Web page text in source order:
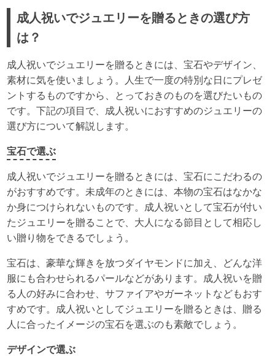
成人祝いでジュエリーを贈るときの選び方
は？
成人祝いでジュエリーを贈るときには、宝石やデザイン、
素材に気を使いましょう。人生で一度の特別な日にプレゼ
ントするものですから、とっておきのものを選びたいもの
です。下記の項目で、成人祝いにおすすめのジュエリーの
選び方について解説します。
宝石で選ぶ
成人祝いでジュエリーを贈るときには、宝石にこだわるの
がおすすめです。未成年のときには、本物の宝石はなかな
か身につけられないものです。成人祝いとして宝石が付い
たジュエリーを贈ることで、大人になる節目として相応し
い贈り物をできるでしょう。
宝石は、豪華な輝きを放つダイヤモンドに加え、どんな洋
服にも合わせられるパールなどがあります。成人祝いを贈
る人の好みに合わせ、サファイアやガーネットなどもおす
すめです。成人祝いとしてジュエリーを贈るときは、贈る
人に合ったイメージの宝石を選ぶのも素敵でしょう。
デザインで選ぶ